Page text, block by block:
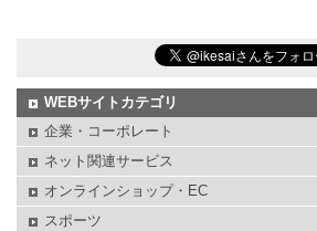
WEBサイトカテゴリ
企業・コーポレート
ネット関連サービス
オンラインショップ・EC
スポーツ